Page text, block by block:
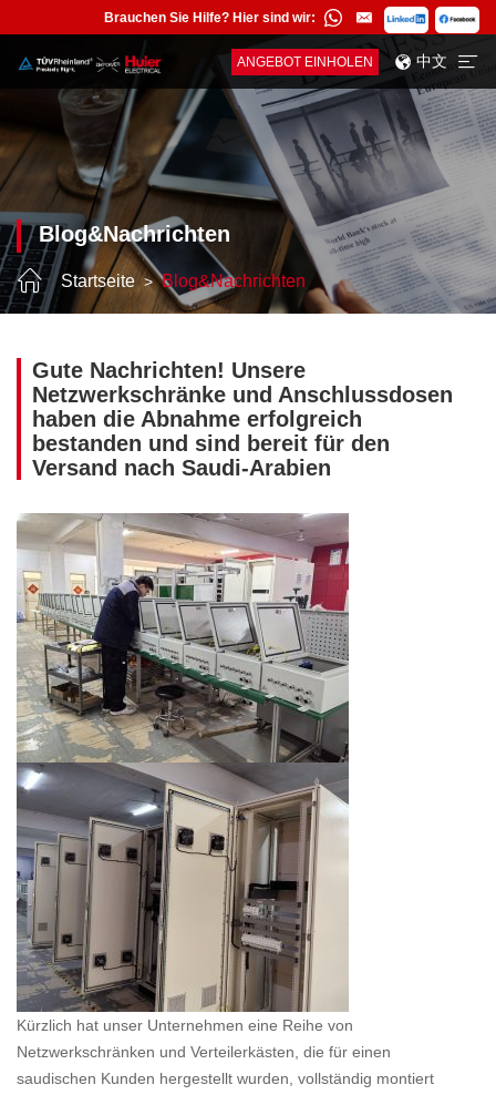
Brauchen Sie Hilfe? Hier sind wir:
ANGEBOT EINHOLEN 中文
Blog&Nachrichten
Startseite Blog&Nachrichten
Gute Nachrichten! Unsere
Netzwerkschränke und Anschlussdosen
haben die Abnahme erfolgreich
bestanden und sind bereit für den
Versand nach Saudi-Arabien
Kürzlich hat unser Unternehmen eine Reihe von
Netzwerkschränken und Verteilerkästen, die für einen
saudischen Kunden hergestellt wurden, vollständig montiert